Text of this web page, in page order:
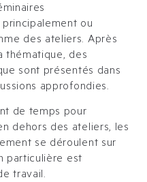
ou
des ateliers. Après
thématique, des
sont présentés dans
approfondies.
de temps pour
dehors des ateliers, les
se déroulent sur
particulière est
travail.